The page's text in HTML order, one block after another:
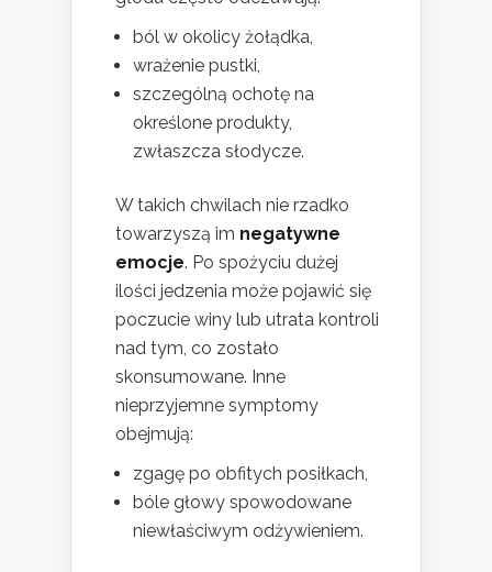
ból w okolicy żołądka,
wrażenie pustki,
szczególną ochotę na
określone produkty,
zwłaszcza słodycze.
W takich chwilach nie rzadko
towarzyszą im negatywne
emocje. Po spożyciu dużej
ilości jedzenia może pojawić się
poczucie winy lub utrata kontroli
nad tym, co zostało
skonsumowane. Inne
nieprzyjemne symptomy
obejmują:
zgagę po obfitych posiłkach,
bóle głowy spowodowane
niewłaściwym odżywieniem.